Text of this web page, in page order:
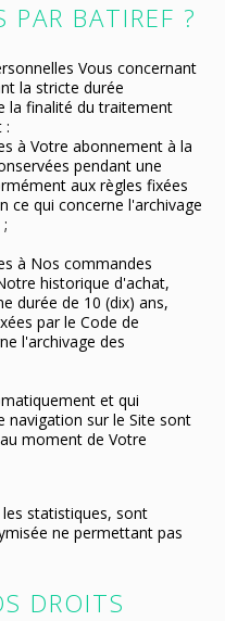
PAR BATIREF ?
Vous concernant
la stricte durée
la finalité du traitement
:
à Votre abonnement à la
pendant une
aux règles fixées
ce qui concerne l'archivage
à Nos commandes
historique d'achat,
durée de 10 (dix) ans,
par le Code de
l'archivage des
et qui
navigation sur le Site sont
moment de Votre
statistiques, sont
ne permettant pas
DROITS